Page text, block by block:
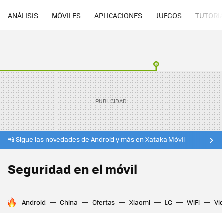
ANÁLISIS MÓVILES APLICACIONES JUEGOS
📲 Sigue las novedades de Android y más en Xataka Móvil
Seguridad en el móvil
HOY SE HABLA DE
Android China Ofertas Xiaomi LG WiFi